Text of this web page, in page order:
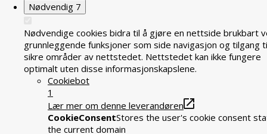
Nødvendig 7
Nødvendige cookies bidra til å gjøre en nettside brukbart
grunnleggende funksjoner som side navigasjon og tilgang
sikre områder av nettstedet. Nettstedet kan ikke fungere
optimalt uten disse informasjonskapslene.
Cookiebot
1
Lær mer om denne leverandøren
CookieConsentStores the user's cookie consent
the current domain